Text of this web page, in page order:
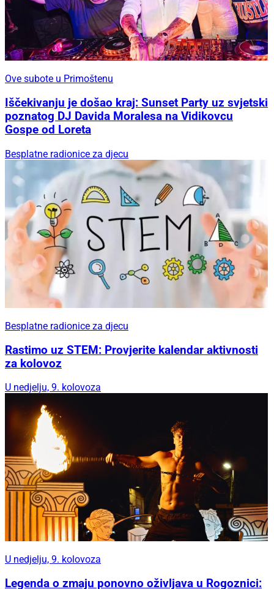
Ove subote u Primoštenu
Iščekivanju je došao kraj: Sunset Party uz svjetski
poznatog DJ Davida Moralesa na Vidikovcu
Gospe od Loreta
Besplatne radionice za djecu
Besplatne radionice za djecu
Rastimo uz STEM: Provjerite kalendar aktivnosti
za kolovoz
U nedjelju, 9. kolovoza
U nedjelju, 9. kolovoza
Legenda o zmaju ponovno oživljava u Rogoznici: